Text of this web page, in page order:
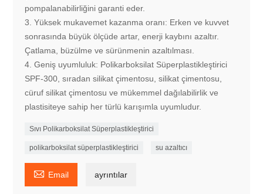
pompalanabilirliğini garanti eder.
3. Yüksek mukavemet kazanma oranı: Erken ve kuvvet
sonrasında büyük ölçüde artar, enerji kaybını azaltır.
Çatlama, büzülme ve sürünmenin azaltılması.
4. Geniş uyumluluk: Polikarboksilat Süperplastikleştirici
SPF-300, sıradan silikat çimentosu, silikat çimentosu,
cüruf silikat çimentosu ve mükemmel dağılabilirlik ve
plastisiteye sahip her türlü karışımla uyumludur.
Sıvı Polikarboksilat Süperplastikleştirici
polikarboksilat süperplastikleştirici su azaltıcı
 Email ayrıntılar